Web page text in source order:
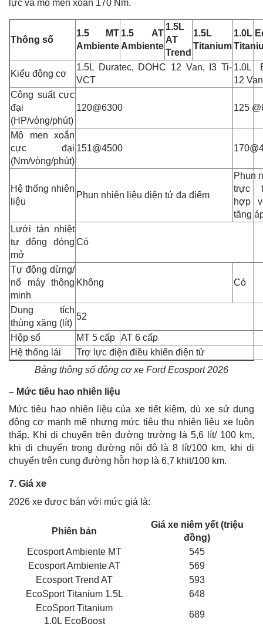
lực và mô men xoắn 170 Nm.
Thông số
1.5 MT
Ambiente
1.5 AT
Ambiente
1.5L
AT
Trend
1.5L
Titanium
1.0L
Kiểu động cơ
1.5L Duratec, DOHC 12 Van, I3 Ti-
VCT
1.0L
12
Công suất cực
đại
(HP/vòng/phút)
120@6300 125
Mô men xoắn
cực đại
(Nm/vòng/phút)
151@4500
Hệ thống nhiên
liệu
Phun nhiên liệu điện tử đa điểm
Phun
trực
hợp
tăng
Lưới tản nhiệt
tự động đóng
mở
Có
Tự động dừng/
nổ máy thông
minh
Không Có
Dung tích
thùng xăng (lít)
52
Hộp số MT 5 cấp AT 6 cấp
Hệ thống lái
Trợ lực điện điều khiển điện tử
Bảng thông số động cơ xe Ford Ecosport 2026
– Mức tiêu hao nhiên liệu
Mức tiêu hao nhiên liệu của xe tiết kiệm, dù xe sử dụng
động cơ mạnh mẽ nhưng mức tiêu thụ nhiên liệu xe luôn
thấp. Khi di chuyển trên đường trường là 5,6 lít/ 100 km,
khi di chuyển trong đường nội đô là 8 lít/100 km, khi di
chuyển trên cung đường hỗn hợp là 6,7 khit/100 km.
7. Giá xe
2026 xe được bán với mức giá là:
Phiên bản
Giá xe niêm yết (triệu
đồng)
Ecosport Ambiente MT
545
Ecosport Ambiente AT
569
Ecosport Trend AT
593
EcoSport Titanium 1.5L
648
EcoSport Titanium
1.0L EcoBoost
689